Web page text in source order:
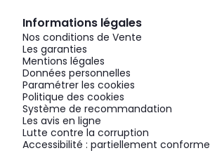
Informations légales
Nos conditions de Vente
Les garanties
Mentions légales
Données personnelles
Paramétrer les cookies
Politique des cookies
Système de recommandation
Les avis en ligne
Lutte contre la corruption
Accessibilité : partiellement conforme